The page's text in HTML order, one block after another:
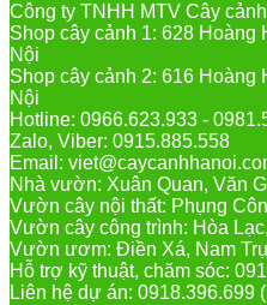
Công ty TNHH MTV Cây
Shop cây cảnh 1: 628
Nội
Shop cây cảnh 2: 616
Nội
Hotline: 0966.623.933 -
Zalo, Viber: 0915.885.558
Email:
Nhà vườn: Xuân Quan, Văn
Vườn cây nội thất: Phụng
Vườn cây công trình: Hòa
Vườn ươm: Điền Xá, Nam
Hỗ trợ kỹ thuật, chăm sóc:
Liên hệ dự án: 0918.396.699